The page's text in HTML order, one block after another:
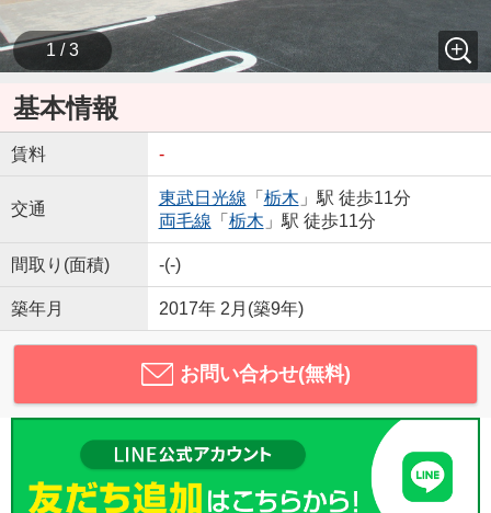
1 / 3
基本情報
賃料 -
交通
東武日光線 「 栃木 」駅 徒歩11分
両毛線 「 栃木 」駅 徒歩11分
間取り(面積) -(-)
築年月 2017年 2月(築9年)
お問い合わせ(無料)